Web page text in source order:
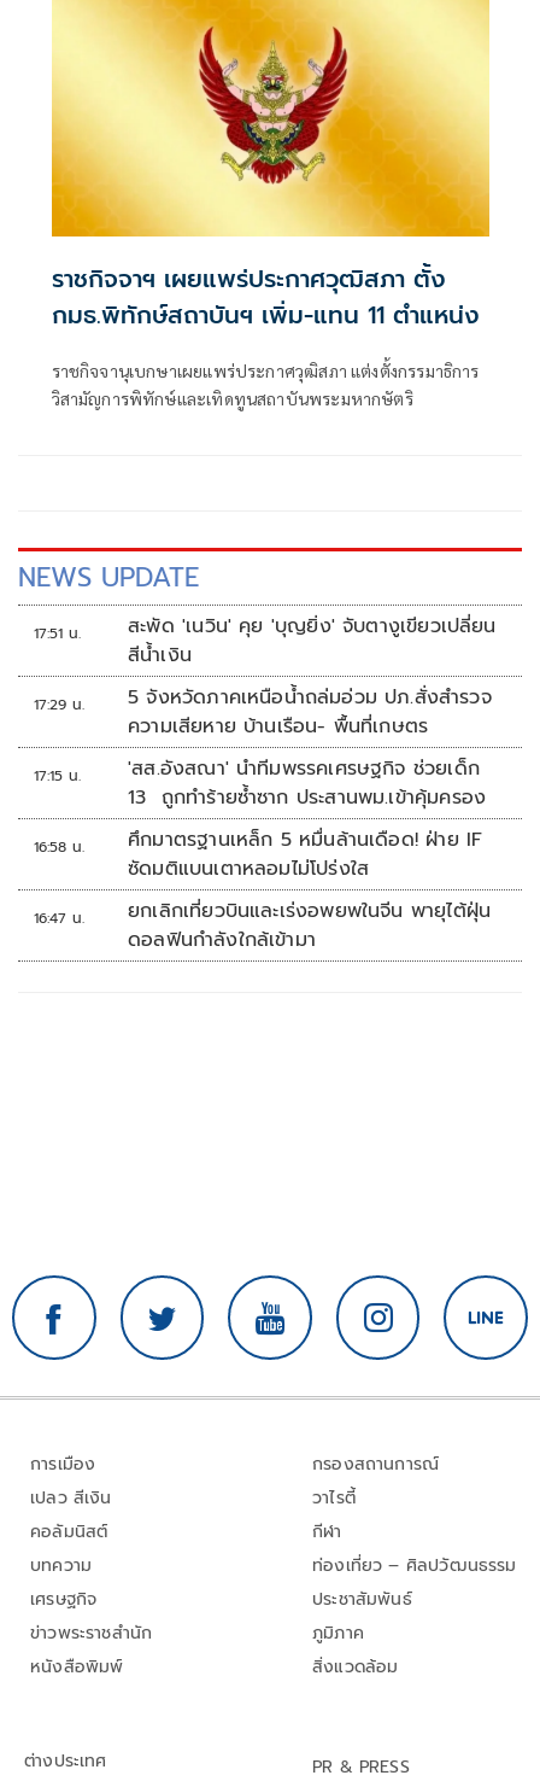
ราชกิจจาฯ เผยแพร่ประกาศวุฒิสภา ตั้ง
กมธ.พิทักษ์สถาบันฯ เพิ่ม-แทน 11 ตำแหน่ง
ราชกิจจานุเบกษาเผยแพร่ประกาศวุฒิสภา แต่งตั้งกรรมาธิการ
วิสามัญการพิทักษ์และเทิดทูนสถาบันพระมหากษัตริ
NEWS UPDATE
17:51 น.
สะพัด 'เนวิน' คุย 'บุญยิ่ง' จับตางูเขียวเปลี่ยน
สีน้ำเงิน
17:29 น.
5 จังหวัดภาคเหนือน้ำถล่มอ่วม ปภ.สั่งสำรวจ
ความเสียหาย บ้านเรือน- พื้นที่เกษตร
17:15 น.
'สส.อังสณา' นำทีมพรรคเศรษฐกิจ ช่วยเด็ก
13 ถูกทำร้ายซ้ำซาก ประสานพม.เข้าคุ้มครอง
16:58 น.
ศึกมาตรฐานเหล็ก 5 หมื่นล้านเดือด! ฝ่าย IF
ซัดมติแบนเตาหลอมไม่โปร่งใส
16:47 น.
ยกเลิกเที่ยวบินและเร่งอพยพในจีน พายุไต้ฝุ่น
ดอลฟินกำลังใกล้เข้ามา
การเมือง
เปลว สีเงิน
คอลัมนิสต์
บทความ
เศรษฐกิจ
ข่าวพระราชสำนัก
หนังสือพิมพ์
กรองสถานการณ์
วาไรตี้
กีฬา
ท่องเที่ยว – ศิลปวัฒนธรรม
ประชาสัมพันธ์
ภูมิภาค
สิ่งแวดล้อม
ต่างประเทศ
PR & PRESS